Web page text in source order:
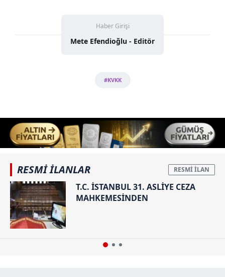
Haber Girişi
Mete Efendioğlu - Editör
#KVKK
RESMİ İLANLAR
T.C. İSTANBUL 31. ASLİYE CEZA
MAHKEMESİNDEN